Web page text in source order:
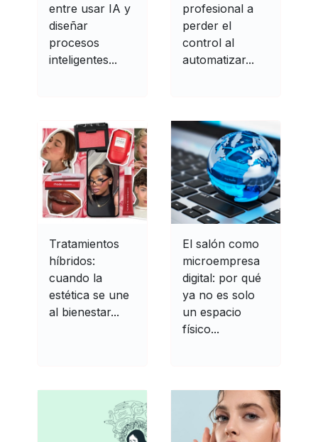
entre usar IA y
diseñar
procesos
inteligentes...
profesional a
perder el
control al
automatizar...
Tratamientos
híbridos:
cuando la
estética se une
al bienestar...
El salón como
microempresa
digital: por qué
ya no es solo
un espacio
físico...